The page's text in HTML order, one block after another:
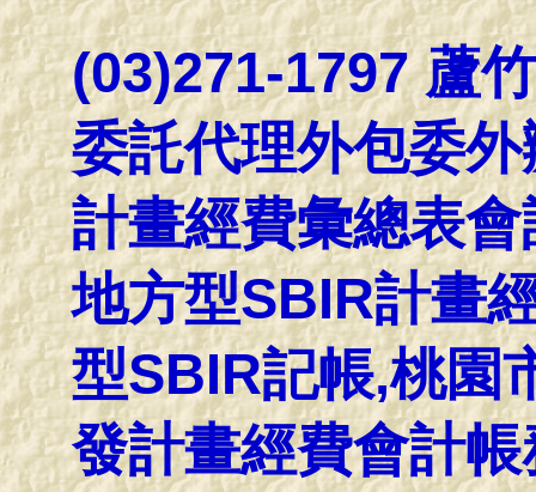
(03)271-1797 蘆
委託代理外包委
計畫經費彙總表
地方型SBIR計畫
型SBIR記帳,桃園
發計畫經費會計